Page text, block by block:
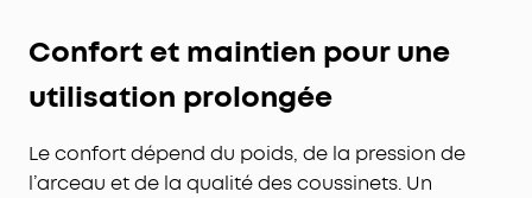
Confort et maintien pour une
utilisation prolongée
Le confort dépend du poids, de la pression de
l’arceau et de la qualité des coussinets. Un